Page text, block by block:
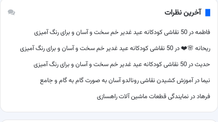
آخرین نظرات
فاطمهدر 50 نقاشی کودکانه عید غدیر خم سخت و آسان و برای رنگ آمیزی
ریحانه 🌸❤️در 50 نقاشی کودکانه عید غدیر خم سخت و آسان و برای رنگ آمیزی
حدیثدر 50 نقاشی کودکانه عید غدیر خم سخت و آسان و برای رنگ آمیزی
نیما درآموزش کشیدن نقاشی رونالدو آسان به صورت گام به گام و جامع
فرهاددر نمایندگی قطعات ماشین آلات راهسازی